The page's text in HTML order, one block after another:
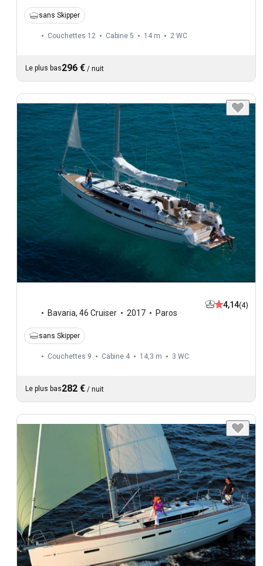
sans Skipper
Couchettes 12 Cabine 5 14 m 2 WC
Le plus bas296 € / nuit
Bavaria, 46 Cruiser 2017 Paros
4,14(4)
sans Skipper
Couchettes 9 Cabine 4 14,3 m 3 WC
Le plus bas282 € / nuit